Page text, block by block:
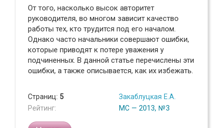
От того, насколько высок авторитет
руководителя, во многом зависит качество
работы тех, кто трудится под его началом.
Однако часто начальники совершают ошибки,
которые приводят к потере уважения у
подчиненных. В данной статье перечислены эти
ошибки, а также описывается, как их избежать.
Страниц: 5
Рейтинг:
Закаблуцкая Е.А.
МС — 2013, №3